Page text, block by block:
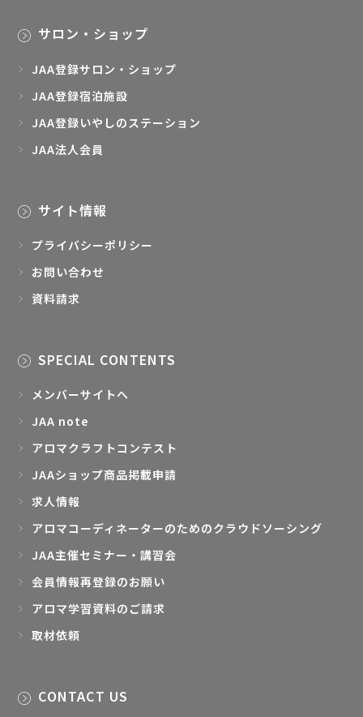
サロン・ショップ
JAA登録サロン・ショップ
JAA登録宿泊施設
JAA登録いやしのステーション
JAA法人会員
サイト情報
プライバシーポリシー
お問い合わせ
資料請求
SPECIAL CONTENTS
メンバーサイトへ
JAA note
アロマクラフトコンテスト
JAAショップ商品掲載申請
求人情報
アロマコーディネーターのためのクラウドソーシング
JAA主催セミナー・講習会
会員情報再登録のお願い
アロマ学習資料のご請求
取材依頼
CONTACT US